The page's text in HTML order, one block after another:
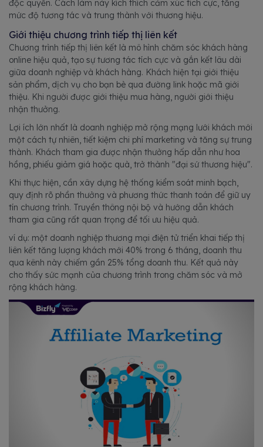
độc quyền. Cách làm này kích thích cảm xúc tích cực, tăng
mức độ tương tác và trung thành với thương hiệu.
Giới thiệu chương trình tiếp thị liên kết
Chương trình tiếp thị liên kết là mô hình chăm sóc khách hàng
online hiệu quả, tạo sự tương tác tích cực và gắn kết lâu dài
giữa doanh nghiệp và khách hàng. Khách hiện tại giới thiệu
sản phẩm, dịch vụ cho bạn bè qua đường link hoặc mã giới
thiệu. Khi người được giới thiệu mua hàng, người giới thiệu
nhận thưởng.
Lợi ích lớn nhất là doanh nghiệp mở rộng mạng lưới khách mới
một cách tự nhiên, tiết kiệm chi phí marketing và tăng sự trung
thành. Khách tham gia được nhận thưởng hấp dẫn như hoa
hồng, phiếu giảm giá hoặc quà, trở thành "đại sứ thương hiệu".
Khi thực hiện, cần xây dựng hệ thống kiểm soát minh bạch,
quy định rõ phần thưởng và phương thức thanh toán để giữ uy
tín chương trình. Truyền thông nội bộ và hướng dẫn khách
tham gia cũng rất quan trọng để tối ưu hiệu quả.
ví dụ: một doanh nghiệp thương mại điện tử triển khai tiếp thị
liên kết tăng lượng khách mới 40% trong 6 tháng, doanh thu
qua kênh này chiếm gần 25% tổng doanh thu. Kết quả này
cho thấy sức mạnh của chương trình trong chăm sóc và mở
rộng khách hàng.